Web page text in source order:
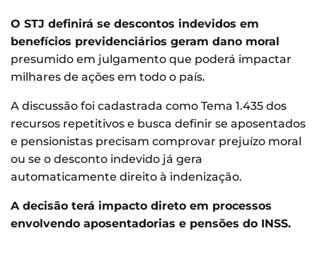
O STJ definirá se descontos indevidos em
benefícios previdenciários geram dano moral
presumido em julgamento que poderá impactar
milhares de ações em todo o país.
A discussão foi cadastrada como Tema 1.435 dos
recursos repetitivos e busca definir se aposentados
e pensionistas precisam comprovar prejuízo moral
ou se o desconto indevido já gera
automaticamente direito à indenização.
A decisão terá impacto direto em processos
envolvendo aposentadorias e pensões do INSS.